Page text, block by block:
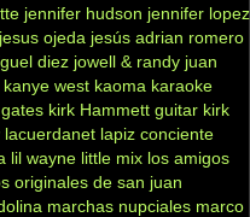
jennifer hudson jennifer lopez
jesus ojeda jesús adrian romero
diez jowell & randy juan
kanye west kaoma karaoke
kirk Hammett guitar kirk
lacuerdanet lapiz conciente
lil wayne little mix los amigos
originales de san juan
marchas nupciales marco